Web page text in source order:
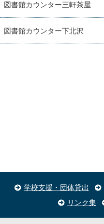
図書館カウンター三軒茶屋
図書館カウンター下北沢
学校支援・団体貸出
リンク集